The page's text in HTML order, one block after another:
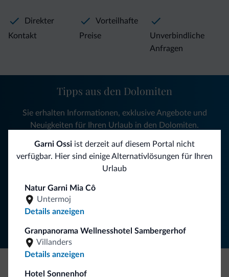
Garni Ossi ist derzeit auf diesem Portal nicht
verfügbar. Hier sind einige Alternativlösungen für Ihren
Urlaub
Natur Garni Mia Cô
Untermoj
Details anzeigen
Granpanorama Wellnesshotel Sambergerhof
Villanders
Details anzeigen
Hotel Sonnenhof
Direkter
Kontakt
Vorteilhafte
Preise
Unverbindliche
Anfragen
Folgen Sie Dolomiti.it auf
Tipps aus den Dolomiten
Sie erhalten Informationen, exklusive Angebote und
Neuigkeiten für Ihren Urlaub in den Dolomiten.
NEWSLETTER ABONNIEREN